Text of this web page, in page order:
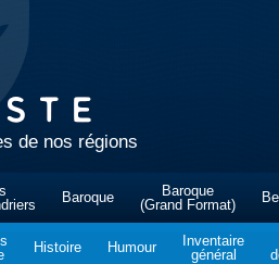
de nos régions
Baroque
Baroque
(Grand Format)
Histoire Humour
Inventaire
général